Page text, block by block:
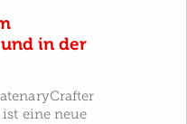
in der
ist eine neue